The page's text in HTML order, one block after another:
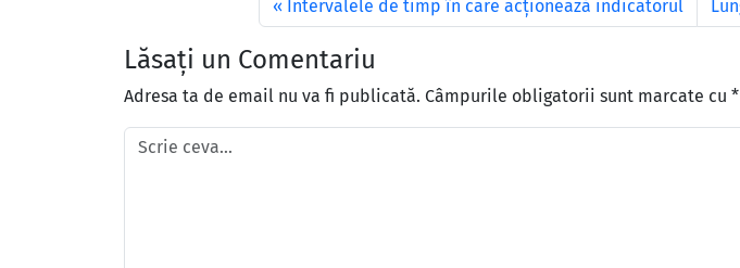
Intervalele de timp în care acționează indicatorul
Lăsați un Comentariu
Adresa ta de email nu va fi publicată. Câmpurile obligatorii sunt marcate cu *